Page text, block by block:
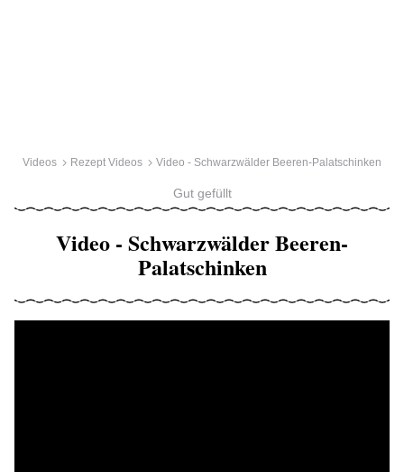
Videos Rezept Videos Video - Schwarzwälder Beeren-Palatschinken
Gut gefüllt
Video - Schwarzwälder Beeren-
Palatschinken